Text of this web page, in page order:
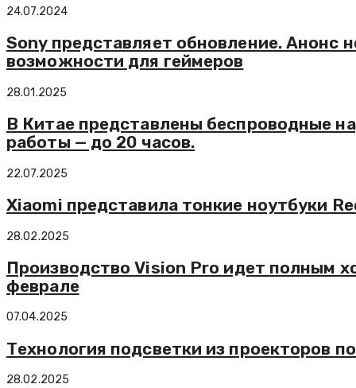
24.07.2024
Sony представляет обновление. Анонс
возможности для геймеров
28.01.2025
В Китае представлены беспроводные
работы — до 20 часов.
22.07.2025
Xiaomi представила тонкие ноутбуки
28.02.2025
Производство Vision Pro идет полным
феврале
07.04.2025
Технология подсветки из проекторов
28.02.2025